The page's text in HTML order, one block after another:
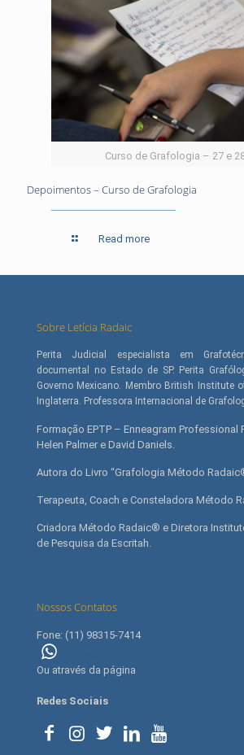
Curso de Grafologia – 27 e
Depoimentos – Curso de Grafologia
Read more
Sobre Letícia Radaic
Perita Judicial especialista em
documental no Estado de SP. Perita
Governo Mexicano. Membro British Institute
Inglaterra. Professora Internacional de
Formação EPTP – Enneagram Professional
Helen Palmer e David Daniels.
Autora do Livro “Grafologia Método
Terapeuta, Coach e Consteladora Método
Criadora Método Radaic® e Diretora
de Pesquisa da Escritah.
Nossos Contatos
Fone: (11) 98315-7414
Ou através da página
Redes Sociais